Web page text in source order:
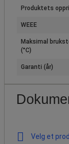
Produktets
WEEE
Maksimal
(°C)
Garanti (år)
Velg et